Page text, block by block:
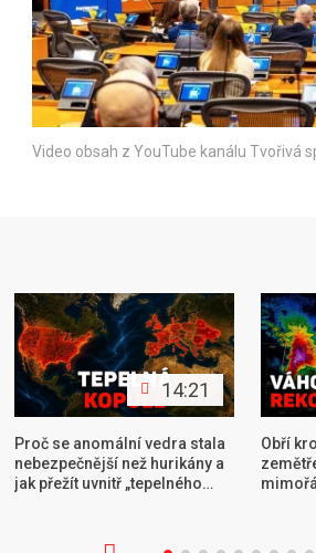
Video obsah z YouTube kanálu Tvořivá
14:21
Proč se anomální vedra stala
nebezpečnější než hurikány a
jak přežít uvnitř „tepelného
Obří